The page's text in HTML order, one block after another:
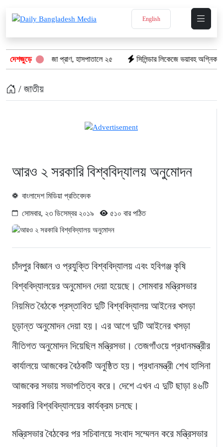
English
দেশজুড়ে
গেল ৮টি তাজা প্রাণ, হাসপাতালে ২৫ সিলিন্ডার লিকেজে ভয়াবহ
/ জাতীয়
আরও ২ সরকারি বিশ্ববিদ্যালয় অনুমোদন
বাংলাদেশ মিডিয়া প্রতিবেদক
সোমবার, ২৩ ডিসেম্বর ২০১৯ ৫১০ বার পঠিত
চাঁদপুর বিজ্ঞান ও প্রযুক্তি বিশ্ববিদ্যালয় এবং হবিগঞ্জ কৃষি
বিশ্ববিদ্যালয়ের অনুমোদন দেয়া হয়েছে। সোমবার মন্ত্রিসভার
নিয়মিত বৈঠকে প্রস্তাবিত দুটি বিশ্ববিদ্যালয় আইনের খসড়া
চূড়ান্ত অনুমোদন দেয়া হয়। এর আগে দুটি আইনের খসড়া
নীতিগত অনুমোদন দিয়েছিল মন্ত্রিসভা। তেজগাঁওয়ে প্রধানমন্ত্রীর
কার্যালয়ে আজকের বৈঠকটি অনুষ্ঠিত হয়। প্রধানমন্ত্রী শেখ হাসিনা
আজকের সভায় সভাপতিত্ব করে। দেশে এখন এ দুটি ছাড়া ৪৬টি
সরকারি বিশ্ববিদ্যালয়ের কার্যক্রম চলছে।
মন্ত্রিসভার বৈঠকের পর সচিবালয়ে সংবাদ সম্মেলন করে মন্ত্রিসভার